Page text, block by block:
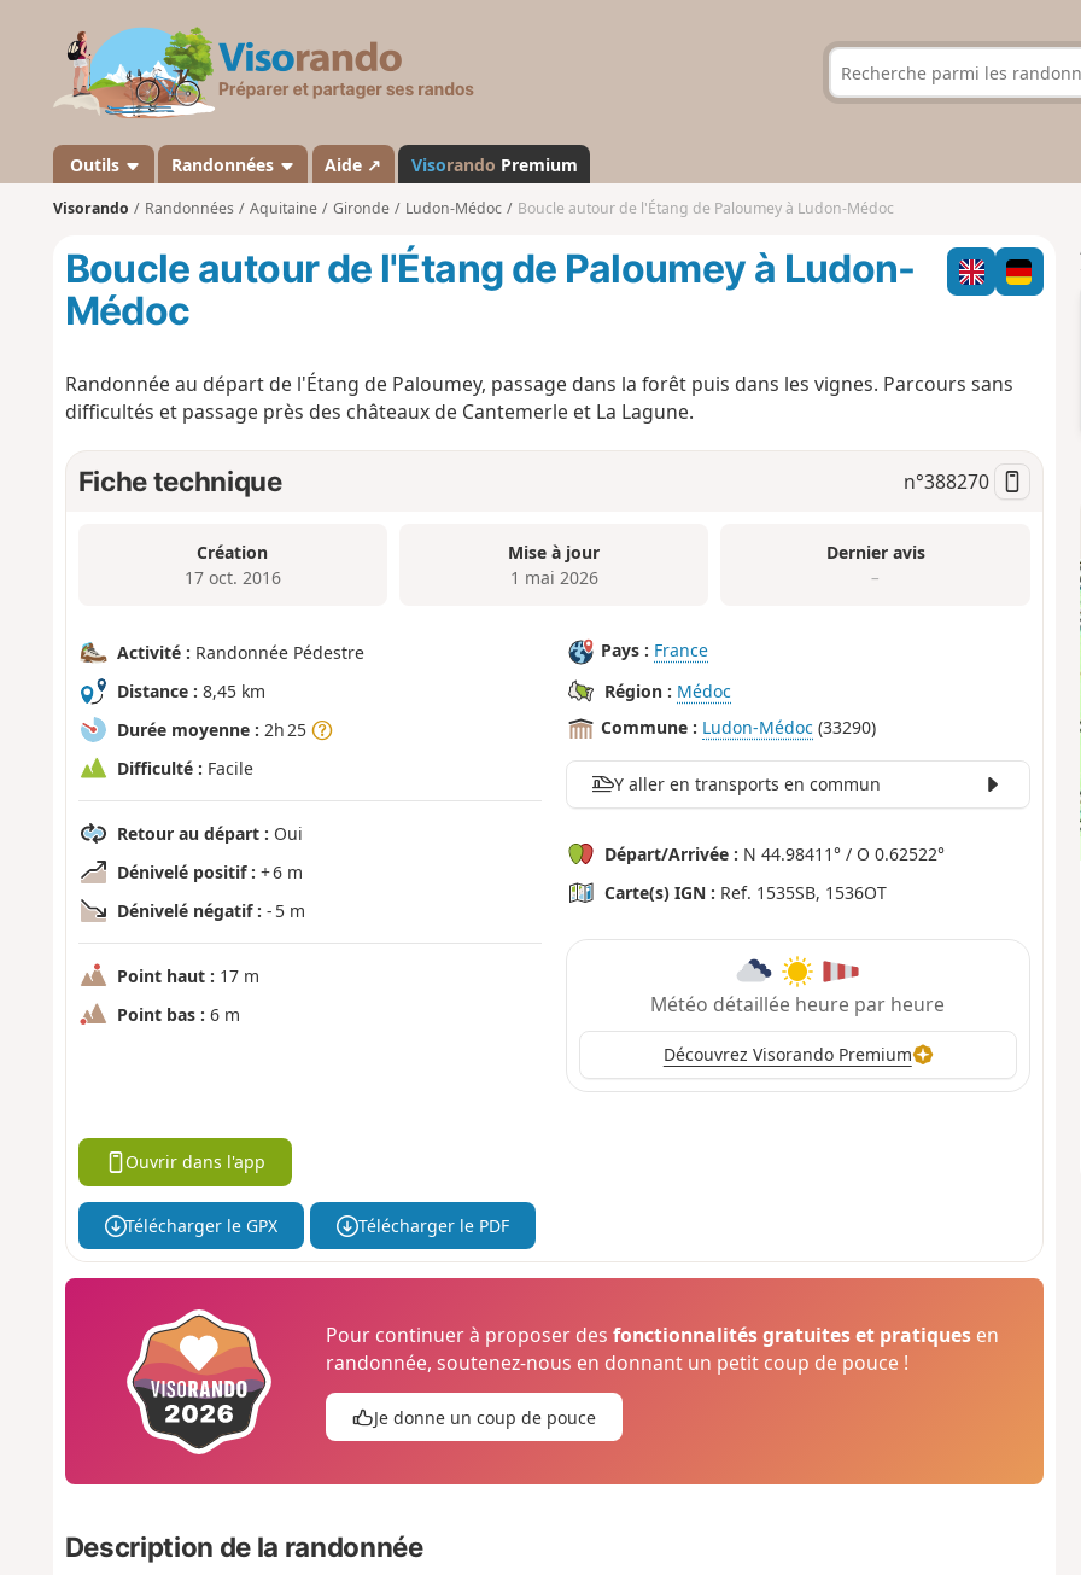
s
a
n
d
Outils Randonnées Aide ↗ Visorando Premium
Visorando Randonnées Aquitaine Gironde Ludon-Médoc Boucle autour de l'Étang de Paloumey à Ludon-Médoc
Boucle autour de l'Étang de Paloumey à Ludon-
Médoc
Randonnée au départ de l'Étang de Paloumey, passage dans la forêt puis dans les vignes. Parcours sans
difficultés et passage près des châteaux de Cantemerle et La Lagune.
Fiche technique n°388270
Création
17 oct. 2016
Mise à jour
1 mai 2026
Dernier avis
–
Activité : Randonnée Pédestre
Distance : 8,45 km
Durée moyenne : 2h 25
Difficulté : Facile
Retour au départ : Oui
Dénivelé positif : + 6 m
Dénivelé négatif : - 5 m
Point haut : 17 m
Point bas : 6 m
Pays : France
Région : Médoc
Commune : Ludon-Médoc (33290)
Y aller en transports en commun
Départ/Arrivée : N 44.98411° / O 0.62522°
Carte(s) IGN : Ref. 1535SB, 1536OT
Météo détaillée heure par heure
Découvrez Visorando Premium
Ouvrir dans l'app
Télécharger le GPX Télécharger le PDF
Pour continuer à proposer desfonctionnalités gratuites et pratiques en
randonnée, soutenez-nous en donnant un petit coup de pouce !
Je donne un coup de pouce
Description de la randonnée